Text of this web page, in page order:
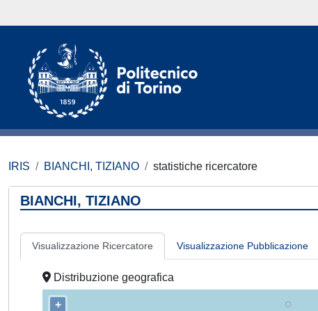
IRIS BIANCHI, TIZIANO statistiche ricercatore
BIANCHI, TIZIANO
Visualizzazione Ricercatore Visualizzazione Pubblicazione
Distribuzione geografica
+